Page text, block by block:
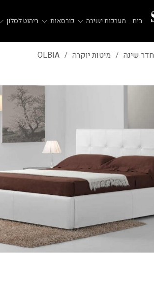
בית מערכות ישיבה כורסאות ריהוט לסלון
חדר שינה / מיטות יוקרה /
OLBIA